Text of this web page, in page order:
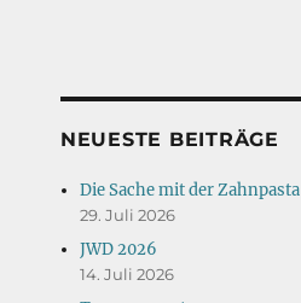
NEUESTE BEITRÄGE
Die Sache mit der Zahnpasta
29. Juli 2026
JWD 2026
14. Juli 2026